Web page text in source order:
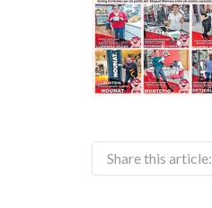
Share this article: